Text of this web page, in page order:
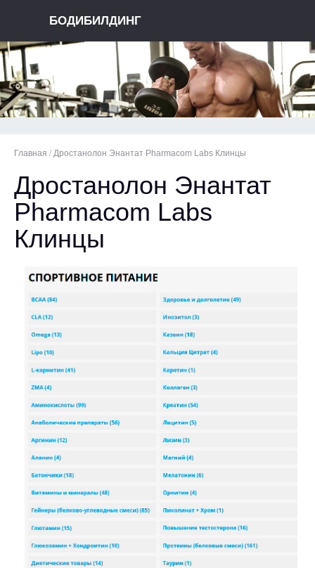
БОДИБИЛДИНГ
Главная / Дростанолон Энантат Pharmacom Labs Клинцы
Дростанолон Энантат
Pharmacom Labs
Клинцы